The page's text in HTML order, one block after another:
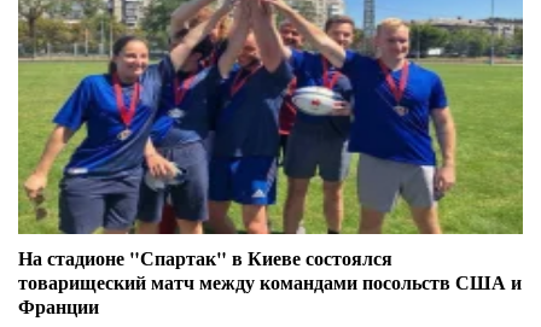
На стадионе "Спартак" в Киеве состоялся
товарищеский матч между командами посольств США и
Франции